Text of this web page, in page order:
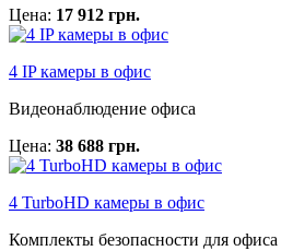
Цена: 17 912 грн.
4 IP камеры в офис
Видеонаблюдение офиса
Цена: 38 688 грн.
4 TurboHD камеры в офис
Комплекты безопасности для офиса